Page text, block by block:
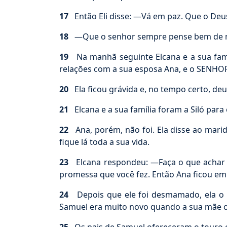
17 Então Eli disse: —Vá em paz. Que o
18 —Que o senhor sempre pense bem de
19 Na manhã seguinte Elcana e a sua
relações com a sua esposa Ana, e o
20 Ela ficou grávida e, no tempo certo,
21 Elcana e a sua família foram a Siló
22 Ana, porém, não foi. Ela disse ao
fique lá toda a sua vida.
23 Elcana respondeu: —Faça o que achar
promessa que você fez. Então Ana ficou
24 Depois que ele foi desmamado, ela
Samuel era muito novo quando a sua mãe